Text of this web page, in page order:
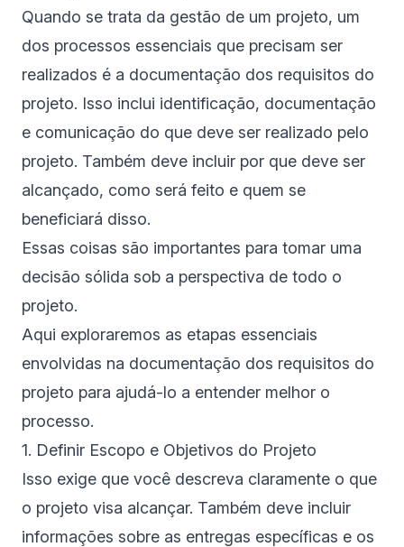
Quando se trata da gestão de um projeto, um
dos processos essenciais que precisam ser
realizados é a documentação dos requisitos do
projeto. Isso inclui identificação, documentação
e comunicação do que deve ser realizado pelo
projeto. Também deve incluir por que deve ser
alcançado, como será feito e quem se
beneficiará disso.
Essas coisas são importantes para tomar uma
decisão sólida sob a perspectiva de todo o
projeto.
Aqui exploraremos as etapas essenciais
envolvidas na documentação dos requisitos do
projeto para ajudá-lo a entender melhor o
processo.
1. Definir Escopo e Objetivos do Projeto
Isso exige que você descreva claramente o que
o projeto visa alcançar. Também deve incluir
informações sobre as entregas específicas e os